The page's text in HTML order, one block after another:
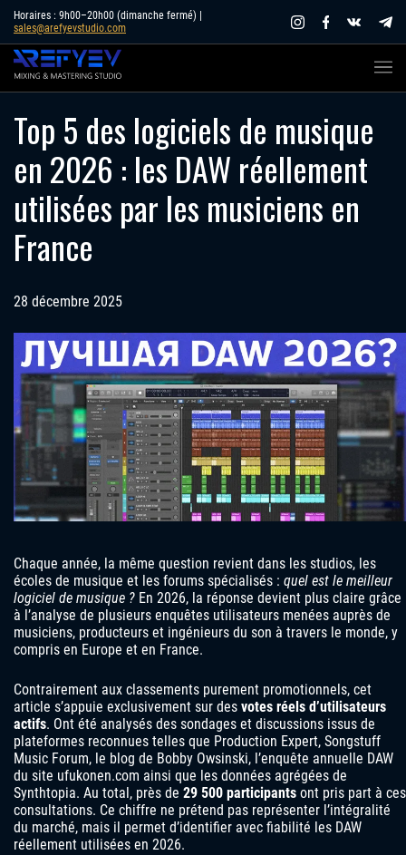
Skip
content
Horaires : 9h00–20h00 (dimanche fermé) |
sales@arefyevstudio.com
Top 5 des logiciels de musique
en 2026 : les DAW réellement
utilisées par les musiciens en
France
28 décembre 2025
Chaque année, la même question revient dans les studios, les
écoles de musique et les forums spécialisés : quel est le meilleur
logiciel de musique ? En 2026, la réponse devient plus claire grâce
à l’analyse de plusieurs enquêtes utilisateurs menées auprès de
musiciens, producteurs et ingénieurs du son à travers le monde, y
compris en Europe et en France.
Contrairement aux classements purement promotionnels, cet
article s’appuie exclusivement sur des votes réels d’utilisateurs
actifs. Ont été analysés des sondages et discussions issus de
plateformes reconnues telles que Production Expert, Songstuff
Music Forum, le blog de Bobby Owsinski, l’enquête annuelle DAW
du site ufukonen.com ainsi que les données agrégées de
Synthtopia. Au total, près de 29 500 participants ont pris part à ces
consultations. Ce chiffre ne prétend pas représenter l’intégralité
du marché, mais il permet d’identifier avec fiabilité les DAW
réellement utilisées en 2026.